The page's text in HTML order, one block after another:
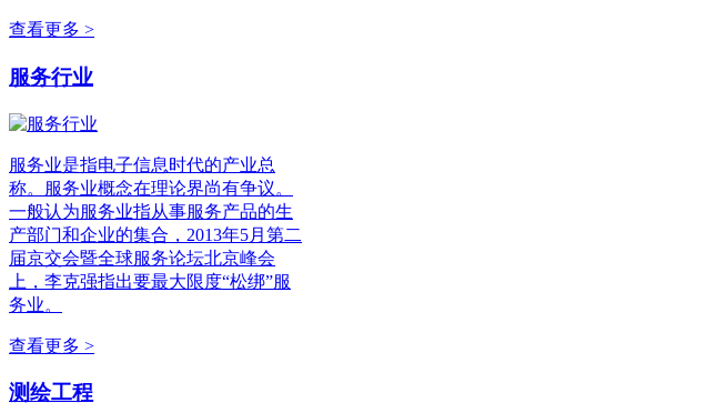
查看更多 >
服务行业
服务业是指电子信息时代的产业总
称。服务业概念在理论界尚有争议。
一般认为服务业指从事服务产品的生
产部门和企业的集合，2013年5月第二
届京交会暨全球服务论坛北京峰会
上，李克强指出要最大限度“松绑”服
务业。
查看更多 >
测绘工程